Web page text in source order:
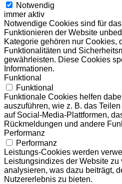
Notwendig
immer aktiv
Notwendige Cookies sind für
Funktionieren der Website
Kategorie gehören nur Cookies,
Funktionalitäten und
gewährleisten. Diese Cookies
Informationen.
Funktional
Funktional
Funktionale Cookies helfen
auszuführen, wie z. B. das
auf Social-Media-Plattformen,
Rückmeldungen und andere
Performanz
Performanz
Leistungs-Cookies werden
Leistungsindizes der Website zu
analysieren, was dazu beiträgt,
Nutzererlebnis zu bieten.